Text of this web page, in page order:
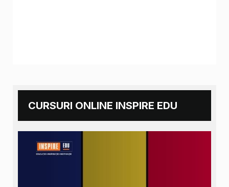
CURSURI ONLINE INSPIRE EDU